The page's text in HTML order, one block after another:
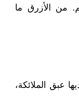
من الأزرق ما
عبق الملائكة،